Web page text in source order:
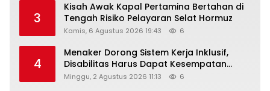
3
Kisah Awak Kapal Pertamina Bertahan di
Tengah Risiko Pelayaran Selat Hormuz
Kamis, 6 Agustus 2026 19:43 6
4
Menaker Dorong Sistem Kerja Inklusif,
Disabilitas Harus Dapat Kesempatan
Setara
Minggu, 2 Agustus 2026 11:13 6